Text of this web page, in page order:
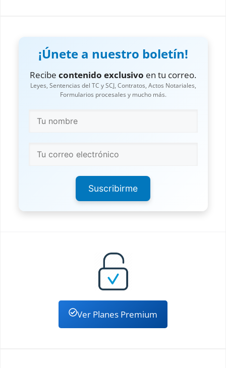
¡Únete a nuestro boletín!
Recibe contenido exclusivo en tu correo.
Leyes, Sentencias del TC y SCJ, Contratos, Actos Notariales,
Formularios procesales y mucho más.
Suscribirme
Ver Planes Premium